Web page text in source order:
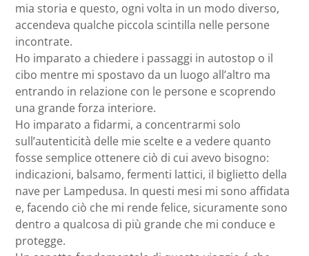
mia storia e questo, ogni volta in un modo diverso,
accendeva qualche piccola scintilla nelle persone
incontrate.
Ho imparato a chiedere i passaggi in autostop o il
cibo mentre mi spostavo da un luogo all’altro ma
entrando in relazione con le persone e scoprendo
una grande forza interiore.
Ho imparato a fidarmi, a concentrarmi solo
sull’autenticità delle mie scelte e a vedere quanto
fosse semplice ottenere ciò di cui avevo bisogno:
indicazioni, balsamo, fermenti lattici, il biglietto della
nave per Lampedusa. In questi mesi mi sono affidata
e, facendo ciò che mi rende felice, sicuramente sono
dentro a qualcosa di più grande che mi conduce e
protegge.